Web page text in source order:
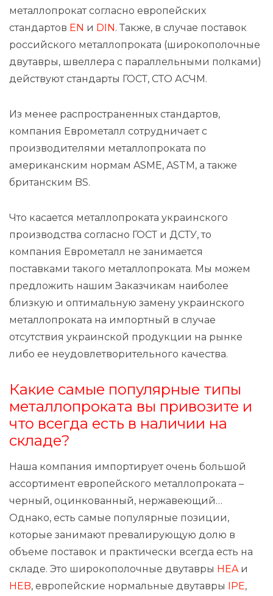
металлопрокат согласно европейских
стандартов EN и DIN. Также, в случае поставок
российского металлопроката (широкополочные
двутавры, швеллера с параллельными полками)
действуют стандарты ГОСТ, СТО АСЧМ.
Из менее распространенных стандартов,
компания Еврометалл сотрудничает с
производителями металлопроката по
американским нормам ASME, ASTM, а также
британским BS.
Что касается металлопроката украинского
производства согласно ГОСТ и ДСТУ, то
компания Еврометалл не занимается
поставками такого металлопроката. Мы можем
предложить нашим Заказчикам наиболее
близкую и оптимальную замену украинского
металлопроката на импортный в случае
отсутствия украинской продукции на рынке
либо ее неудовлетворительного качества.
Какие самые популярные типы
металлопроката вы привозите и
что всегда есть в наличии на
складе?
Наша компания импортирует очень большой
ассортимент европейского металлопроката –
черный, оцинкованный, нержавеющий…
Однако, есть самые популярные позиции,
которые занимают превалирующую долю в
объеме поставок и практически всегда есть на
складе. Это широкополочные двутавры HEAи
HEB, европейские нормальные двутавры IPE,